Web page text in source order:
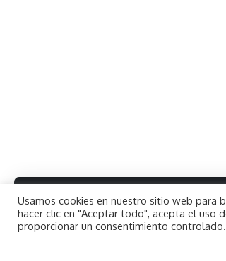
By using this site, you agree to the
Privacy Policy andTerms of Use.
Usamos cookies en nuestro sitio web para
hacer clic en "Aceptar todo", acepta el uso
proporcionar un consentimiento controlado.